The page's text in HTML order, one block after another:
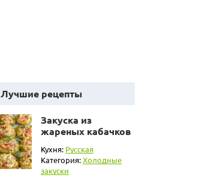
Лучшие рецепты
Закуска из
жареных кабачков
Кухня: Русская
Категория:Холодные
закуски